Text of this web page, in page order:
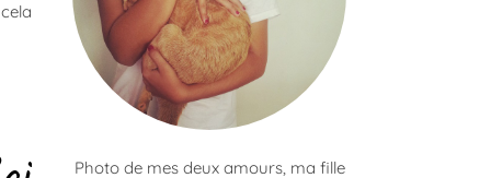
Photo de mes deux amours, ma fille